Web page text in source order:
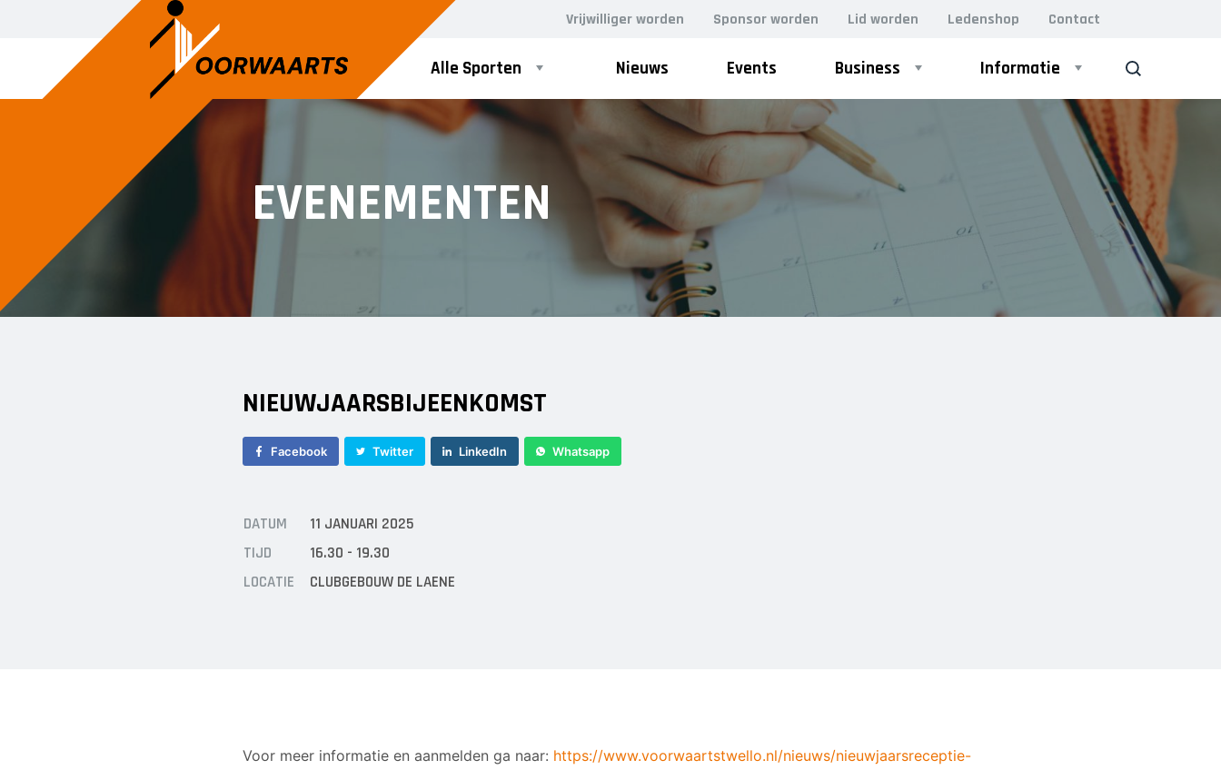
Vrijwilliger worden Sponsor worden Lid worden Ledenshop Contact
Alle Sporten Nieuws Events Business Informatie
ZOEK
EVENEMENTEN
NIEUWJAARSBIJEENKOMST
Facebook Twitter LinkedIn Whatsapp
DATUM
11 JANUARI 2025
TIJD
16.30 - 19.30
LOCATIE
CLUBGEBOUW DE LAENE
Voor meer informatie en aanmelden ga naar: https://www.voorwaartstwello.nl/nieuws/nieuwjaarsreceptie-